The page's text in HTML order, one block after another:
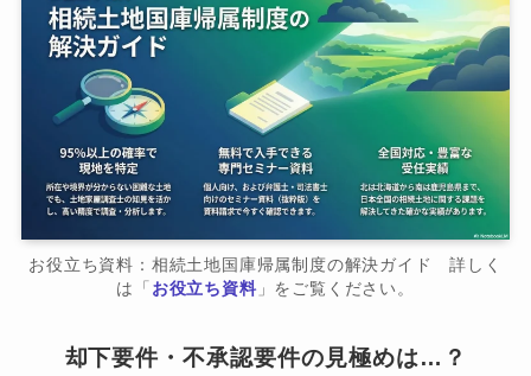
お役立ち資料：相続土地国庫帰属制度の解決ガイド 詳しく
は「 お役立ち資料」をご覧ください。
却下要件・不承認要件の見極めは…？